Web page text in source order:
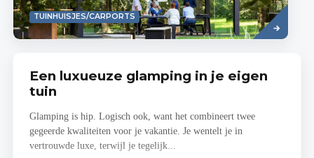
TUINHUISJES/CARPORTS
Read
more
Een luxueuze glamping in je eigen
tuin
Glamping is hip. Logisch ook, want het combineert twee
gegeerde kwaliteiten voor je vakantie. Je wentelt je in
vertrouwde luxe, terwijl je tegelijk...